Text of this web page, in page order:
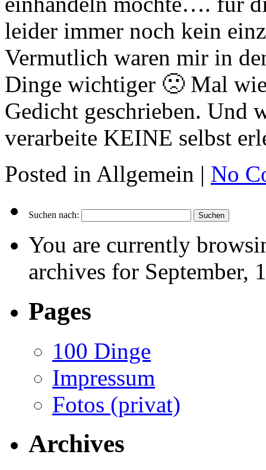
leider immer noch kein
Vermutlich waren mir in
Dinge wichtiger 🙁 Mal
Gedicht geschrieben. Und
verarbeite KEINE selbst
Posted in Allgemein | No
Suchen nach:
You are currently
archives for September,
Pages
100 Dinge
Impressum
Fotos (privat)
Archives